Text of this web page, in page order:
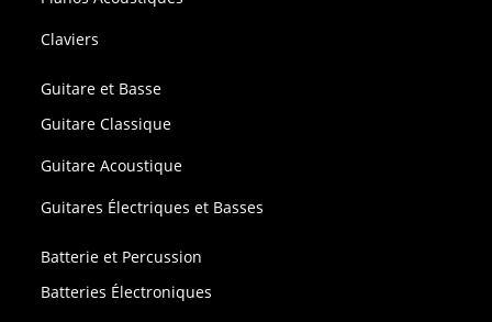
Claviers
Guitare et Basse
Guitare Classique
Guitare Acoustique
Guitares Électriques et Basses
Batterie et Percussion
Batteries Électroniques